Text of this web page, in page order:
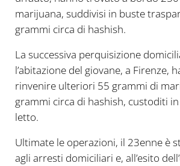
marijuana, suddivisi in buste
grammi circa di hashish.
La successiva perquisizione
l’abitazione del giovane, a Firenze,
rinvenire ulteriori 55 grammi di
grammi circa di hashish, custoditi
letto.
Ultimate le operazioni, il 23enne è
agli arresti domiciliari e, all’esito